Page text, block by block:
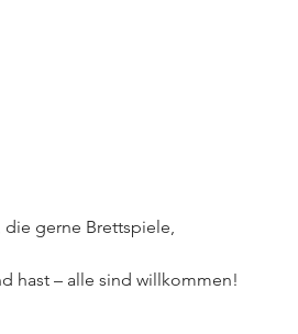
die gerne Brettspiele,
hast – alle sind willkommen!